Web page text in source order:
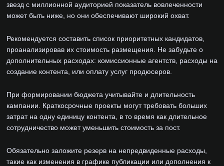
звезд с миллионной аудиторией показатель вовлеченности
может быть ниже, но они обеспечивают широкий охват.
Рекомендуется составить список приоритетных кандидатов,
проанализировав их стоимость размещения. Не забудьте о
дополнительных расходах: комиссионные агентств, расходы на
создание контента, или оплату услуг продюсеров.
При формировании бюджета учитывайте и длительность
кампании. Краткосрочные проекты могут требовать больших
затрат на одну единицу контента, в то время как длительное
сотрудничество может уменьшить стоимость за пост.
Обязательно заложите резерв на непредвиденные расходы,
такие как изменения в графике публикации или дополнения к